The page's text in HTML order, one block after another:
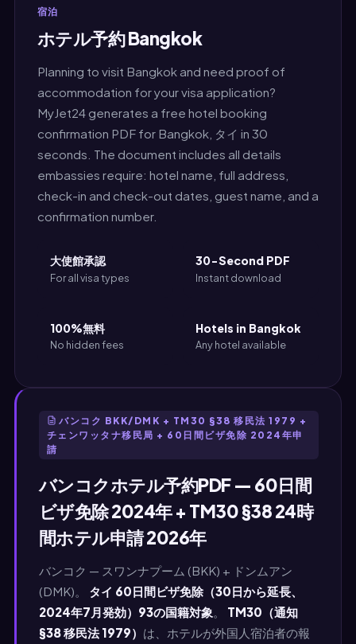
宿泊
ホテル予約 Bangkok
Planning to visit Bangkok and need proof of
accommodation for your visa application?
MyJet24 generates a free hotel booking
confirmation PDF for Bangkok, タイ in 30
seconds. The document includes all details
embassies require: hotel name, full address,
check-in and check-out dates, guest name, and a
confirmation number.
大使館承認
For all visa types
30-Second PDF
Instant download
100%無料
No hidden fees
Hotels in Bangkok
Any hotel available
バンコク BKK/DMK + TM30 §38 移民法 1979 +
チェンワッタナ移民局 + 60日間ビザ免除 2024年申
請
バンコクホテル予約PDF — 60日間
ビザ免除 2024年 + TM30 §38 24時
間ホテル申請 2026年
バンコク — スワンナプーム (BKK) + ドンムアン
(DMK)。 タイ 60日間ビザ免除（30日から延長、
2024年7月発効）93の国籍対象
TM30（通知
§38 移民法 1979） は、ホテルが外国人宿泊者の報